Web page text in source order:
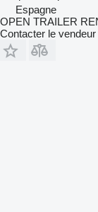
Espagne
OPEN TRAILER
Contacter le vendeur